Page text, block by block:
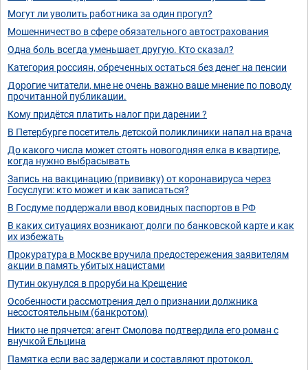
Могут ли уволить работника за один прогул?
Мошенничество в сфере обязательного автострахования
Одна боль всегда уменьшает другую. Кто сказал?
Категория россиян, обреченных остаться без денег на пенсии
Дорогие читатели, мне не очень важно ваше мнение по поводу
прочитанной публикации.
Кому придётся платить налог при дарении ?
В Петербурге посетитель детской поликлиники напал на врача
До какого числа может стоять новогодняя елка в квартире,
когда нужно выбрасывать
Запись на вакцинацию (прививку) от коронавируса через
Госуслуги: кто может и как записаться?
В Госдуме поддержали ввод ковидных паспортов в РФ
В каких ситуациях возникают долги по банковской карте и как
их избежать
Прокуратура в Москве вручила предостережения заявителям
акции в память убитых нацистами
Путин окунулся в проруби на Крещение
Особенности рассмотрения дел о признании должника
несостоятельным (банкротом)
Никто не прячется: агент Смолова подтвердила его роман с
внучкой Ельцина
Памятка если вас задержали и составляют протокол.